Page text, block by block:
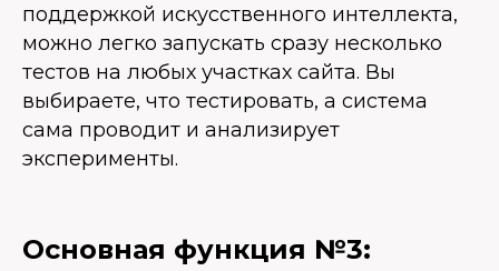
поддержкой искусственного интеллекта,
можно легко запускать сразу несколько
тестов на любых участках сайта. Вы
выбираете, что тестировать, а система
сама проводит и анализирует
эксперименты.
Основная функция №3: